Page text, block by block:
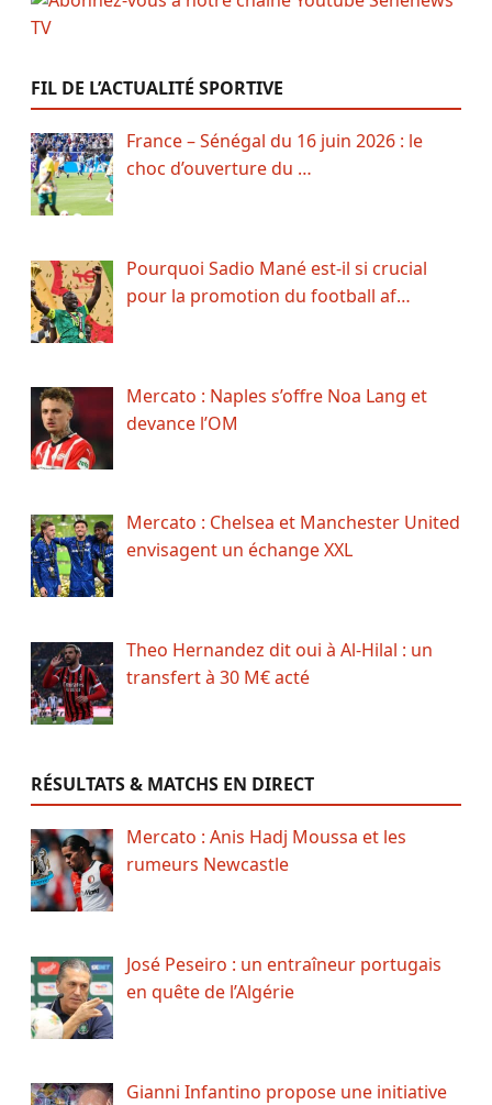
FIL DE L’ACTUALITÉ SPORTIVE
France – Sénégal du 16 juin 2026 : le
choc d’ouverture du …
Pourquoi Sadio Mané est-il si crucial
pour la promotion du football af…
Mercato : Naples s’offre Noa Lang et
devance l’OM
Mercato : Chelsea et Manchester United
envisagent un échange XXL
Theo Hernandez dit oui à Al-Hilal : un
transfert à 30 M€ acté
RÉSULTATS & MATCHS EN DIRECT
Mercato : Anis Hadj Moussa et les
rumeurs Newcastle
José Peseiro : un entraîneur portugais
en quête de l’Algérie
Gianni Infantino propose une initiative